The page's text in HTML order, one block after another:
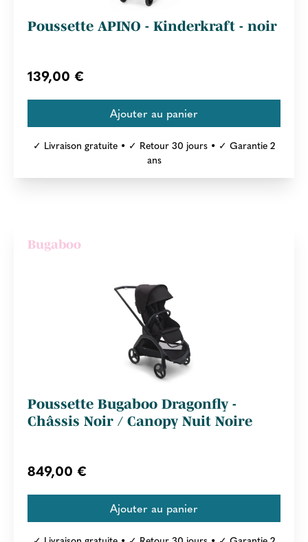
Poussette APINO - Kinderkraft - noir
139,00 €
✓ Livraison gratuite • ✓ Retour 30 jours • ✓ Garantie 2
ans
Bugaboo
Poussette Bugaboo Dragonfly -
Châssis Noir / Canopy Nuit Noire
849,00 €